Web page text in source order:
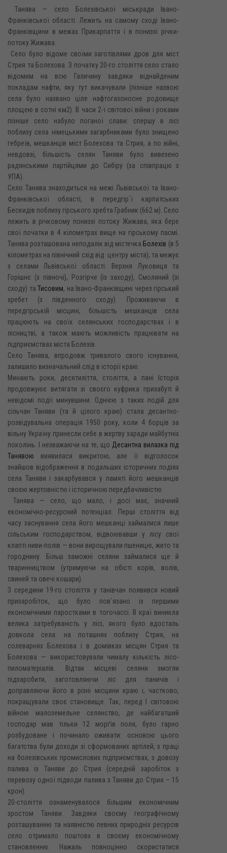
Танява — село Болехівської міськради Івано-
Франківської області. Лежить на самому сході Івано-
Франківщини в межах Прикарпаття і в пониззі річки-
потоку Жижава.
Село було відоме своїми заготівлями дров для міст
Стрия та Болехова. З початку 20-го століття село стало
відомим на всю Галичину завдяки віднайденим
покладам нафти, яку тут викачували (пізніше назвою
села було названо ціле нафтогазоносне родовище
площею в сотні км2). В часи 2-ї світової війни і роками
пізніше село набуло поганої слави: спершу в лісі
поблизу села німецькими загарбниками було знищено
гебреїв, мешканців міст Болехова та Стрия, а по війні,
невдовзі, більшість селян Таняви було вивезено
радянськими партійцями до Сибіру (за співпрацю з
УПА).
Село Танява знаходиться на межі Львівської та Івано-
Франківської області, в передгір`ї карпатських
Бескидів поблизу гірського хребта Грабник (662 м). Село
лежить в річковому пониззі потоку Жижава, яка бере
свої початки в 4 кілометрах вище на гірському пасмі.
Танява розташована неподалік від містечка Болехів (в 5
кілометрах на північний схід від центру міста), та межує
з селами Львівської області: Верхня Луковиця та
Горішнє (з півночі), Розгірче (із заходу), Смоляний (зі
сходу) та Тисовим, на Івано-Франківщині через гірський
хребет (з південного сходу). Проживаючи в
передгірській місцині, більшість мешканців села
працюють на своїх селянських господарствах і в
лісництві, а також мають можливість працювати на
підприємствах міста Болехів.
Село Танява, впродовж тривалого свого існування,
залишило визначальний слід в історії краю.
Минають роки, десятиліття, століття, а пані Історія
продовжуює витягати зі своєго куфрика призабуті й
невідомі події минувшини. Однією з таких подій для
сільчан Таняви (та й цілого краю) стала десантно-
розвідувальна операція 1950 року, коли 4 борців за
вільну Україну принесли себе в жертву заради майбутніх
поколінь. І незважаючи на те, що Десантна вилазка під
Танявою виявилася викритою, але її відголосок
знайшов відображення в подальших історичних подіях
села Таняви і закарбувався у памяті його мешканців
своєю жертовністю і історичною передбачливістю.
Танява — село, що мало, і досі має, значний
економічно-ресурсний потенціал. Перші століття від
часу заснування села його мешканці займалися лише
сільським господарством, відвоювавши у лісу свої
клапті ниви-полів — вони вирощували пшеницю, жито та
городнину. Більш заможні селяни займалися ще й
тваринництвом (утримуючи на обісті корів, волів,
свиней та овечі кошари).
З середини 19-го століття у танівчан появився новий
призаробіток, що було пов`язано із першими
економічними паростками в тогочассі. В краї виникла
велика затребуваність у лісі, якого було вдосталь
довкола села: на поташнях поблизу Стрия, на
солеварнях Болехова і в домівках місцян Стрия та
Болехова — використовували чималу кількість лісо-
пиломатеріалів. Відтак місцеві селяни змогли
підзаробити, заготовляючи ліс для паничів і
доправляючи його в різні місцини краю і, частково,
покращували своє становище. Так, перед І світовою
війною малоземельне селянство, де найбагатший
господар мав тільки 12 морґів поля, було гарно
розбудоване і починало оживати: основою цього
багатства були доходи зі сформованих артілей, з праці
на болехівських промислових підприємствах, з довозу
палива із Таняви до Стрия (середній заробіток з
перевозу одної підводи палива з Таняви до Стрия – 15
крон).
20-століття ознаменувалося більшим економічним
зростом Таняви. Завдяки своєму географічному
розташуванню та наявністю певних природніх ресурсів
село отримало поштовх в своєму економічному
становленню. Нажаль повноцінно скористатися